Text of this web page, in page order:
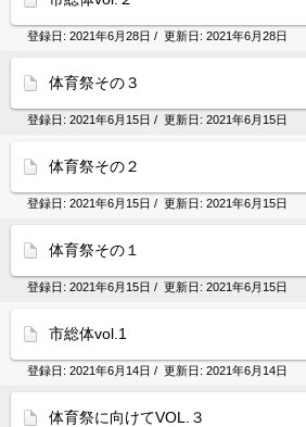
登録日: 2021年6月28日 / 更新日: 2021年6月28日
体育祭その３
登録日: 2021年6月15日 / 更新日: 2021年6月15日
体育祭その２
登録日: 2021年6月15日 / 更新日: 2021年6月15日
体育祭その１
登録日: 2021年6月15日 / 更新日: 2021年6月15日
市総体vol.1
登録日: 2021年6月14日 / 更新日: 2021年6月14日
体育祭に向けてVOL.３